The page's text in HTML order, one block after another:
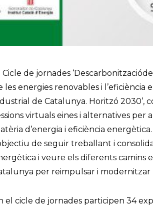
Cicle de jornades
les energies renovables i l’eficiència
de Catalunya. Horitzó 2030’,
virtuals eines i alternatives per
d’energia i eficiència
de seguir treballant i
i veure els diferents camins
per reimpulsar i modernitzar
el cicle de jornades participen 34